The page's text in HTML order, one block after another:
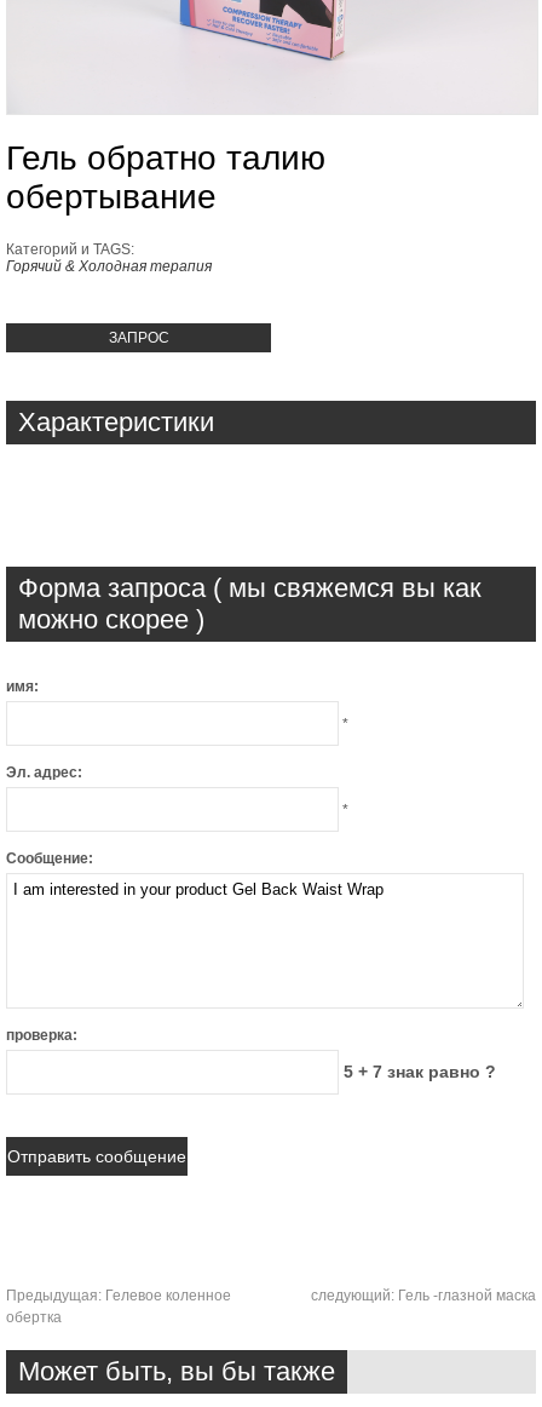
Гель обратно талию
обертывание
Категорий и TAGS:
Горячий & Холодная терапия
ЗАПРОС
Характеристики
Форма запроса ( мы свяжемся вы как
можно скорее )
имя:
*
Эл. адрес:
*
Сообщение:
проверка:
5 + 7 знак равно ?
Предыдущая: Гелевое коленное
обертка
следующий: Гель -глазной маска
Может быть, вы бы также